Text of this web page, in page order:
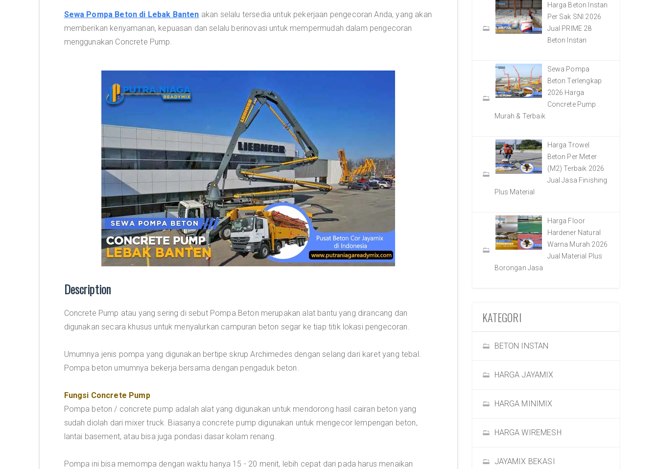
Sewa Pompa Beton di Lebak Banten akan selalu tersedia untuk pekerjaan pengecoran Anda, yang akan
memberikan kenyamanan, kepuasan dan selalu berinovasi untuk mempermudah dalam pengecoran
menggunakan Concrete Pump.
Description
Concrete Pump atau yang sering di sebut Pompa Beton merupakan alat bantu yang dirancang dan
digunakan secara khusus untuk menyalurkan campuran beton segar ke tiap titik lokasi pengecoran.
Umumnya jenis pompa yang digunakan bertipe skrup Archimedes dengan selang dari karet yang tebal.
Pompa beton umumnya bekerja bersama dengan pengaduk beton.
Fungsi Concrete Pump
Pompa beton / concrete pump adalah alat yang digunakan untuk mendorong hasil cairan beton yang
sudah diolah dari mixer truck. Biasanya concrete pump digunakan untuk mengecor lempengan beton,
lantai basement, atau bisa juga pondasi dasar kolam renang.
Pompa ini bisa memompa dengan waktu hanya 15 - 20 menit, lebih cepat dari pada harus menaikan
Harga Beton Instan
Per Sak SNI 2026
Jual PRIME 28
Beton Instan
Sewa Pompa
Beton Terlengkap
2026 Harga
Concrete Pump
Murah & Terbaik
Harga Trowel
Beton Per Meter
(M2) Terbaik 2026
Jual Jasa Finishing
Plus Material
Harga Floor
Hardener Natural
Warna Murah 2026
Jual Material Plus
Borongan Jasa
KATEGORI
BETON INSTAN
HARGA JAYAMIX
HARGA MINIMIX
HARGA WIREMESH
JAYAMIX BEKASI